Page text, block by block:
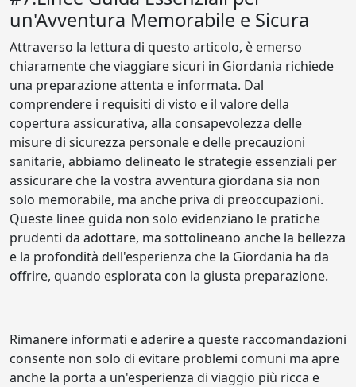
un'Avventura Memorabile e Sicura
Attraverso la lettura di questo articolo, è emerso
chiaramente che viaggiare sicuri in Giordania richiede
una preparazione attenta e informata. Dal
comprendere i requisiti di visto e il valore della
copertura assicurativa, alla consapevolezza delle
misure di sicurezza personale e delle precauzioni
sanitarie, abbiamo delineato le strategie essenziali per
assicurare che la vostra avventura giordana sia non
solo memorabile, ma anche priva di preoccupazioni.
Queste linee guida non solo evidenziano le pratiche
prudenti da adottare, ma sottolineano anche la bellezza
e la profondità dell'esperienza che la Giordania ha da
offrire, quando esplorata con la giusta preparazione.
Rimanere informati e aderire a queste raccomandazioni
consente non solo di evitare problemi comuni ma apre
anche la porta a un'esperienza di viaggio più ricca e